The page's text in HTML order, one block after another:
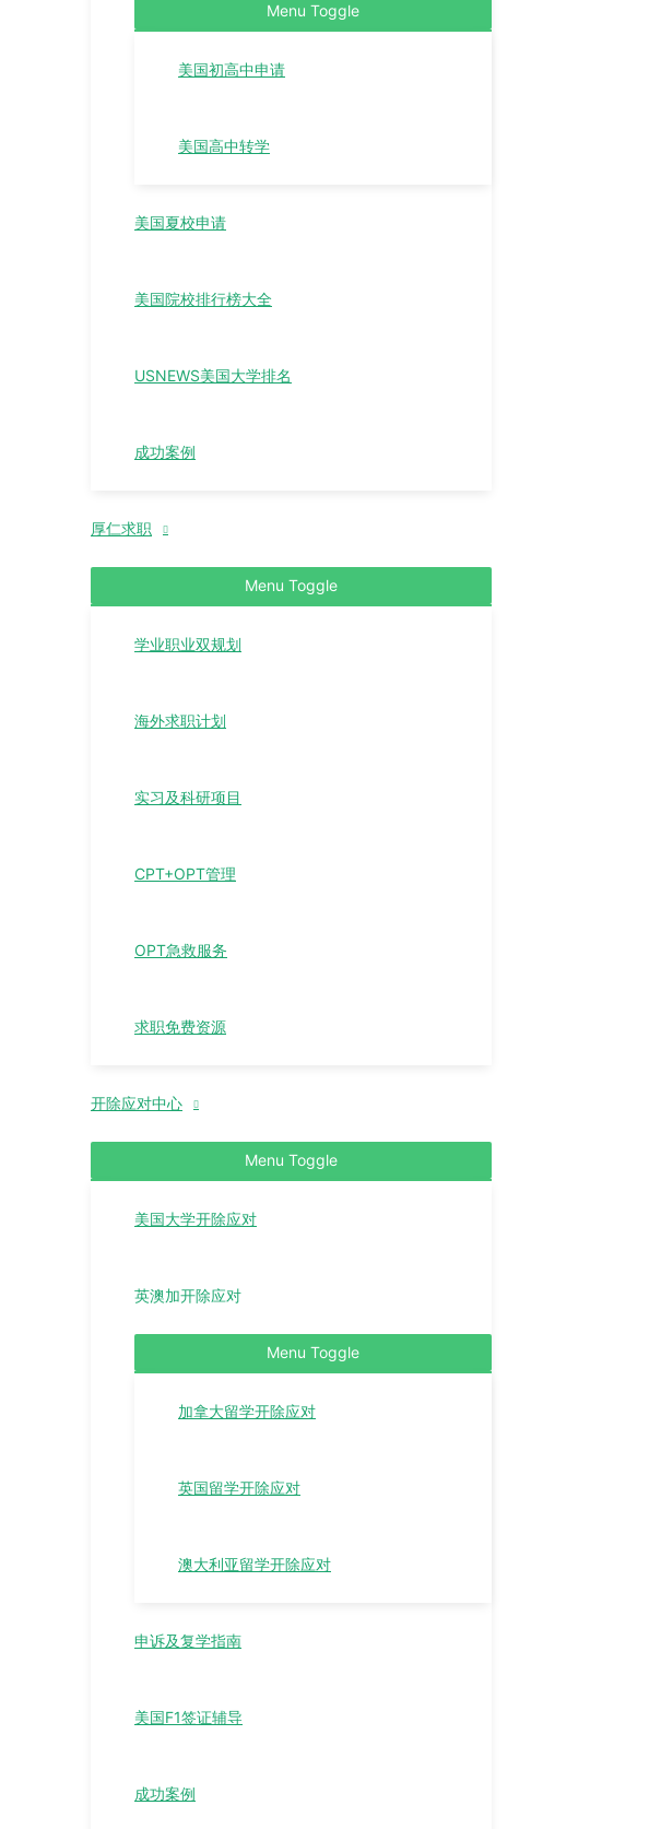
Menu Toggle
美国初高中申请
美国高中转学
美国夏校申请
美国院校排行榜大全
USNEWS美国大学排名
成功案例
厚仁求职
Menu Toggle
学业职业双规划
海外求职计划
实习及科研项目
CPT+OPT管理
OPT急救服务
求职免费资源
开除应对中心
Menu Toggle
美国大学开除应对
英澳加开除应对
Menu Toggle
加拿大留学开除应对
英国留学开除应对
澳大利亚留学开除应对
申诉及复学指南
美国F1签证辅导
成功案例